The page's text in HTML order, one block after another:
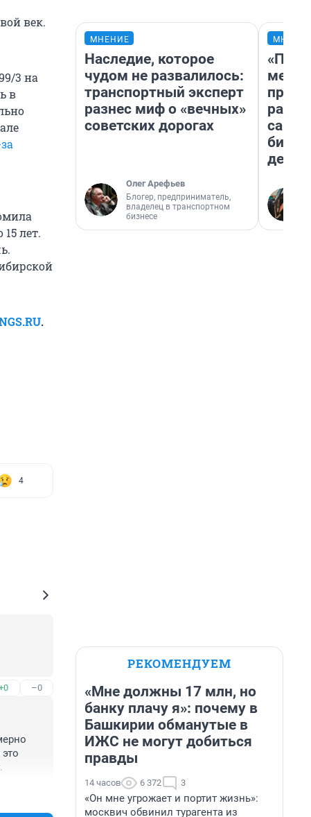
век.
3 на
в
лет.
.
4
–0
МНЕНИЕ
Наследие, которое
чудом не развалилось:
транспортный эксперт
разнес миф о «вечных»
советских дорогах
Олег Арефьев
Блогер, предприниматель,
владелец в транспортном
бизнесе
РЕКОМЕНДУЕМ
«Мне должны 17 млн, но
банку плачу я»: почему в
Башкирии обманутые в
ИЖС не могут добиться
правды
14 часов 6 372 3
«Он мне угрожает и портит жизнь»:
москвич обвинил турагента из